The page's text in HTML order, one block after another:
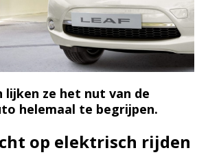
lijken ze het nut van de
helemaal te begrijpen.
op elektrisch rijden